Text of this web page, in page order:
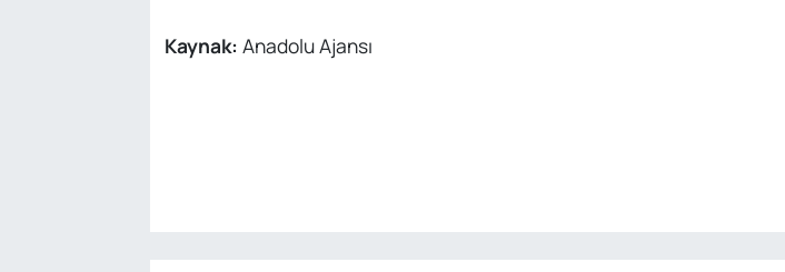
Kaynak: Anadolu Ajansı